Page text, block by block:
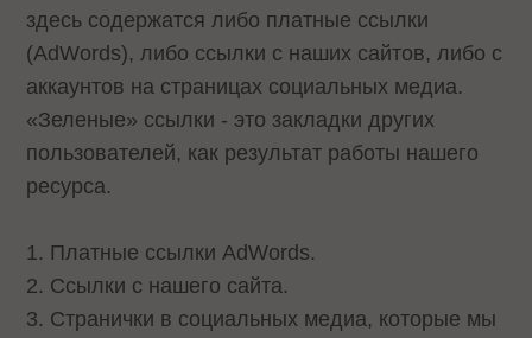
здесь содержатся либо платные ссылки
(AdWords), либо ссылки с наших сайтов, либо с
аккаунтов на страницах социальных медиа.
«Зеленые» ссылки - это закладки других
пользователей, как результат работы нашего
ресурса.
1. Платные ссылки AdWords.
2. Ссылки с нашего сайта.
3. Странички в социальных медиа, которые мы